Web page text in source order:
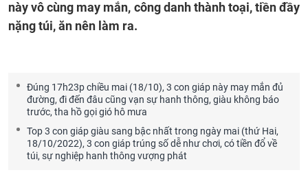
này vô cùng may mắn, công danh thành toại, tiền đầy
nặng túi, ăn nên làm ra.
Đúng 17h23p chiều mai (18/10), 3 con giáp này may mắn đủ
đường, đi đến đâu cũng vạn sự hanh thông, giàu không báo
trước, tha hồ gọi gió hô mưa
Top 3 con giáp giàu sang bậc nhất trong ngày mai (thứ Hai,
18/10/2022), 3 con giáp trúng số dễ như chơi, có tiền đổ về
túi, sự nghiệp hanh thông vượng phát